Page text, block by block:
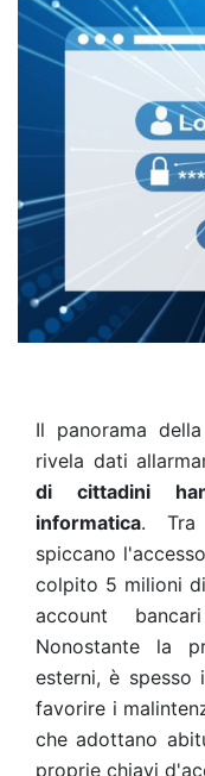
Il panorama
rivela dati
di cittadini
informatica. Tra
spiccano
colpito 5 milioni
account
Nonostante la
esterni, è spesso
favorire i
che adottano
proprie chiavi